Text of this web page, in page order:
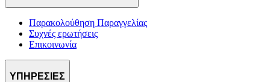
Παρακολούθηση Παραγγελίας
Συχνές ερωτήσεις
Επικοινωνία
ΥΠΗΡΕΣΙΕΣ